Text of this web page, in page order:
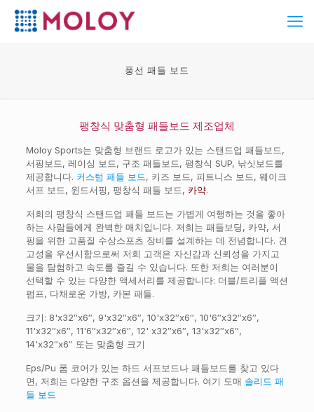
풍선 패들 보드
팽창식 맞춤형 패들보드 제조업체
Moloy Sports는 맞춤형 브랜드 로고가 있는 스탠드업 패들보드,
서핑보드, 레이싱 보드, 구조 패들보드, 팽창식 SUP, 낚싯보드를
제공합니다. 커스텀 패들 보드, 키즈 보드, 피트니스 보드, 웨이크
서프 보드, 윈드서핑, 팽창식 패들 보드, 카약.
저희의 팽창식 스탠드업 패들 보드는 가볍게 여행하는 것을 좋아
하는 사람들에게 완벽한 매치입니다. 저희는 패들보딩, 카약, 서
핑을 위한 고품질 수상스포츠 장비를 설계하는 데 전념합니다. 견
고성을 우선시함으로써 저희 고객은 자신감과 신뢰성을 가지고
물을 탐험하고 속도를 즐길 수 있습니다. 또한 저희는 여러분이
선택할 수 있는 다양한 액세서리를 제공합니다: 더블/트리플 액션
펌프, 다채로운 가방, 카본 패들.
크기: 8'x32″x6″, 9'x32″x6″, 10'x32″x6″, 10'6″x32″x6″,
11'x32″x6″, 11'6″x32″x6″, 12' x32″x6″, 13'x32″x6″,
14'x32″x6″ 또는 맞춤형 크기
Eps/Pu 폼 코어가 있는 하드 서프보드나 패들보드를 찾고 있다
면, 저희는 다양한 구조 옵션을 제공합니다. 여기 도매 솔리드 패
들 보드